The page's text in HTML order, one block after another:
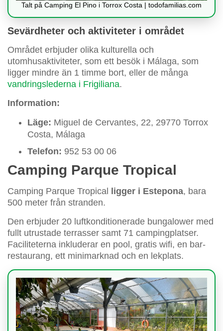
Talt på Camping El Pino i Torrox Costa | todofamilias.com
Sevärdheter och aktiviteter i området
Området erbjuder olika kulturella och
utomhusaktiviteter, som ett besök i Málaga, som
ligger mindre än 1 timme bort, eller de många
vandringslederna i Frigiliana.
Information:
Läge: Miguel de Cervantes, 22, 29770 Torrox
Costa, Málaga
Telefon: 952 53 00 06
Camping Parque Tropical
Camping Parque Tropical ligger i Estepona, bara
500 meter från stranden.
Den erbjuder 20 luftkonditionerade bungalower med
fullt utrustade terrasser samt 71 campingplatser.
Faciliteterna inkluderar en pool, gratis wifi, en bar-
restaurang, ett minimarknad och en lekplats.